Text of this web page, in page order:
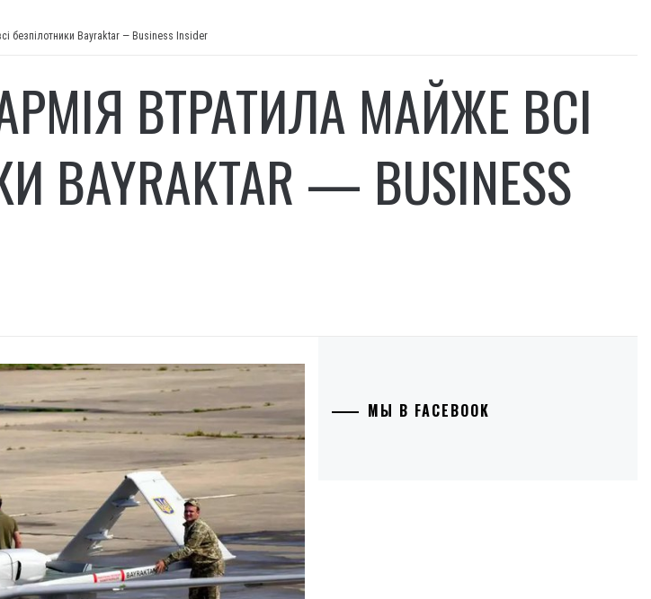
безпілотники Bayraktar — Business Insider
ВТРАТИЛА МАЙЖЕ ВСІ
BAYRAKTAR — BUSINESS
МЫ В FACEBOOK